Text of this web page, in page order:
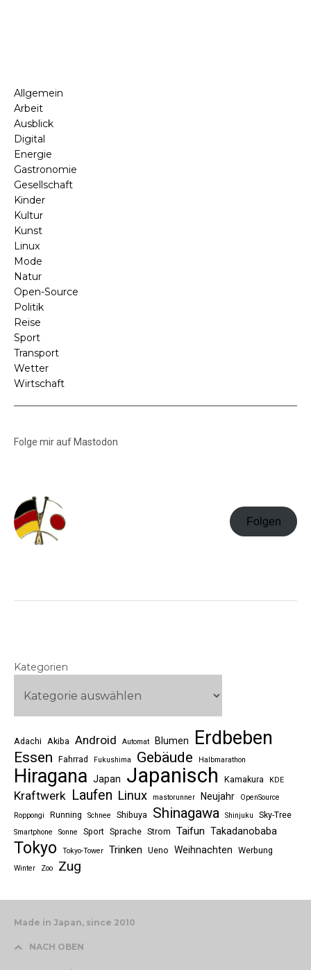
Allgemein
Arbeit
Ausblick
Digital
Energie
Gastronomie
Gesellschaft
Kinder
Kultur
Kunst
Linux
Mode
Natur
Open-Source
Politik
Reise
Sport
Transport
Wetter
Wirtschaft
Folge mir auf Mastodon
Folgen
Kategorien
Adachi Akiba Android Automat Blumen Erdbeben
Essen Fahrrad Fukushima Gebäude Halbmarathon
Hiragana Japan Japanisch Kamakura KDE
Kraftwerk Laufen Linux mastorunner Neujahr
OpenSource
Roppongi
Running Schnee Shibuya Shinagawa Shinjuku Sky-Tree
Smartphone Sonne Sport Sprache Strom Taifun Takadanobaba
Tokyo Tokyo-Tower Trinken Ueno Weihnachten Werbung
Winter Zoo Zug
Made in Japan, since 2010
NACH OBEN